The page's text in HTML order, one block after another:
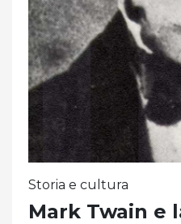
Storia e cultura
Mark Twain e